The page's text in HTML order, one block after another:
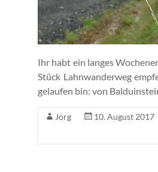
Ihr habt ein langes
Stück Lahnwanderweg
gelaufen bin: von
Jörg 10. August 2017